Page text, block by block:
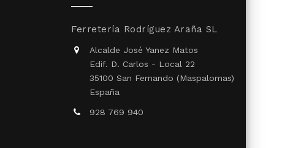
Ferretería Rodríguez Araña SL
Alcalde José Yanez Matos
Edif. D. Carlos - Local 22
35100 San Fernando (Maspalomas)
España
928 769 940